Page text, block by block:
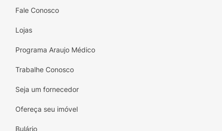
garantem maior segurança e higiene nos
seus cuidados.
Fale Conosco
Lojas
Programa Araujo Médico
Trabalhe Conosco
Seja um fornecedor
Ofereça seu imóvel
Bulário